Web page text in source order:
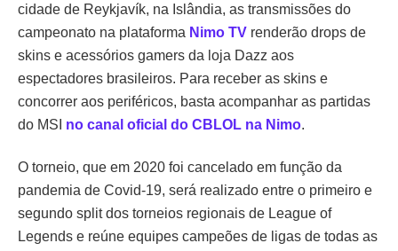
cidade de Reykjavík, na Islândia, as transmissões do
campeonato na plataforma Nimo TV renderão drops de
skins e acessórios gamers da loja Dazz aos
espectadores brasileiros. Para receber as skins e
concorrer aos periféricos, basta acompanhar as partidas
do MSI no canal oficial do CBLOL na Nimo.
O torneio, que em 2020 foi cancelado em função da
pandemia de Covid-19, será realizado entre o primeiro e
segundo split dos torneios regionais de League of
Legends e reúne equipes campeões de ligas de todas as